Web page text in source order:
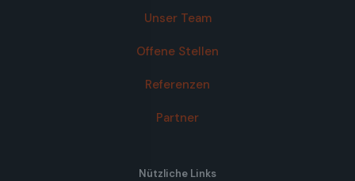
Unser Team
Offene Stellen
Referenzen
Partner
Nützliche Links